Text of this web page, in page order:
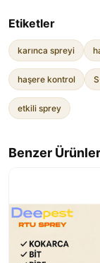
Etiketler
karınca spreyi
haşere kontrol
etkili sprey
Benzer Ürünler